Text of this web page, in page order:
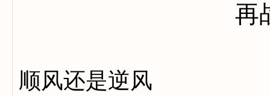
再
顺风还是逆风